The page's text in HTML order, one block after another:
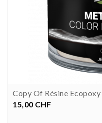
Copy Of Résine
Preis
15,00 CHF